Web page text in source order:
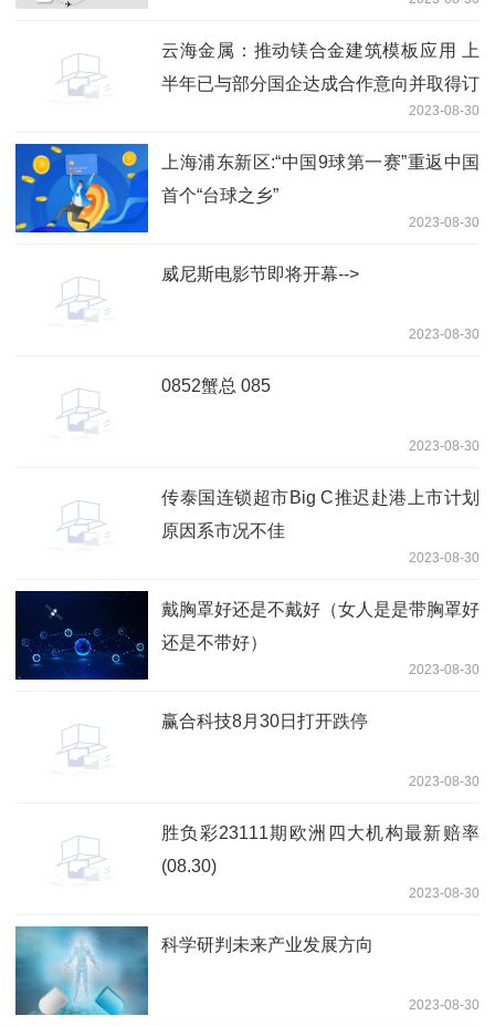
云海金属：推动镁合金建筑模板应用 上
半年已与部分国企达成合作意向并取得订
2023-08-30
上海浦东新区:“中国9球第一赛”重返中国
首个“台球之乡”
2023-08-30
威尼斯电影节即将开幕-->
2023-08-30
0852蟹总 085
2023-08-30
传泰国连锁超市Big C推迟赴港上市计划
原因系市况不佳
2023-08-30
戴胸罩好还是不戴好（女人是是带胸罩好
还是不带好）
2023-08-30
赢合科技8月30日打开跌停
2023-08-30
胜负彩23111期欧洲四大机构最新赔率
(08.30)
2023-08-30
科学研判未来产业发展方向
2023-08-30